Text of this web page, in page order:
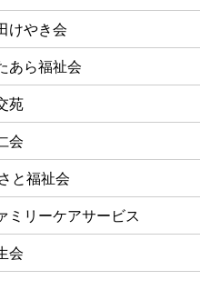
けやき会
あら福祉会
苑
会
と福祉会
リーケアサービス
会